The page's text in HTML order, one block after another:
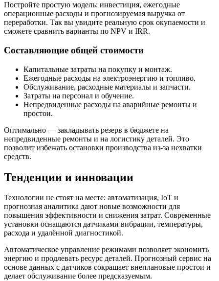
Постройте простую модель: инвестиция, ежегодные
операционные расходы и прогнозируемая выручка от
переработки. Так вы увидите реальную срок окупаемости и
сможете сравнить варианты по NPV и IRR.
Составляющие общей стоимости
Капитальные затраты на покупку и монтаж.
Ежегодные расходы на электроэнергию и топливо.
Обслуживание, расходные материалы и запчасти.
Затраты на персонал и обучение.
Непредвиденные расходы на аварийные ремонты и
простои.
Оптимально — закладывать резерв в бюджете на
непредвиденные ремонты и на логистику деталей. Это
позволит избежать остановки производства из-за нехватки
средств.
Тенденции и инновации
Технологии не стоят на месте: автоматизация, IoT и
прогнозная аналитика дают новые возможности для
повышения эффективности и снижения затрат. Современные
установки оснащаются датчиками вибрации, температуры,
расхода и удалённой диагностикой.
Автоматическое управление режимами позволяет экономить
энергию и продлевать ресурс деталей. Прогнозный сервис на
основе данных с датчиков сокращает внеплановые простои и
делает обслуживание более предсказуемым.